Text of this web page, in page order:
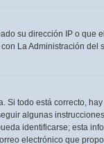
su dirección IP o
La Administración del
Si todo está correcto,
algunas
identificarse; esta
electrónico que